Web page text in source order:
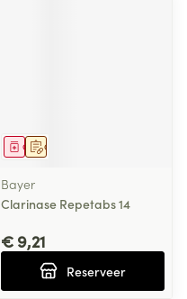
Op voorschrift
Geneesmiddel
Bayer
Clarinase Repetabs 14
€ 9,21
Reserveer